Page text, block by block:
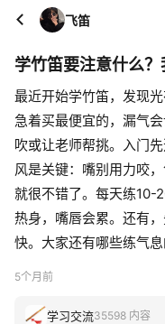
飞笛
学竹笛要注意什么
最近开始学竹笛，发现
急着买最便宜的，漏气
吹或让老师帮挑。入门
风是关键：嘴别用力咬
就很不错了。每天练10-
热身，嘴唇会累。还有
快。大家还有哪些练气息
5个月前
学习交流35598 内容